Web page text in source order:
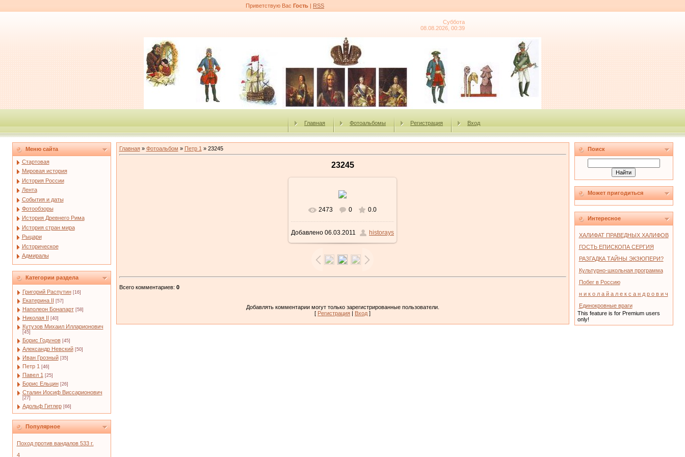
Приветствую Вас Гость | RSS
Суббота
08.08.2026, 00:39
Главная Фотоальбомы Регистрация Вход
Меню сайта
Стартовая
Мировая история
История России
Лента
События и даты
Фотообзоры
История Древнего Рима
История стран мира
Рыцари
Историческое
Адмиралы
Категории раздела
Григорий Распутин [16]
Екатерина II [57]
Наполеон Бонапарт [58]
Николая II [40]
Кутузов Михаил Илларионович
[45]
Борис Годунов [45]
Александр Невский [50]
Иван Грозный [35]
Петр 1 [46]
Павел 1 [25]
Борис Ельцин [26]
Сталин Иосиф Виссарионович
[27]
Адольф Гитлер [66]
Популярное
Поход против вандалов 533 г.
4
Главная» Фотоальбом » Петр 1 » 23245
23245
2473 0 0.0
Добавлено 06.03.2011 historays
Всего комментариев: 0
Добавлять комментарии могут только зарегистрированные пользователи.
[ Регистрация | Вход ]
Поиск
Может пригодиться
Интересное
ХАЛИФАТ ПРАВЕДНЫХ ХАЛИФОВ
ГОСТЬ ЕПИСКОПА СЕРГИЯ
РАЗГАДКА ТАЙНЫ ЭКЗЮПЕРИ?
Культурно-школьная программа
Побег в Россию
н и к о л а й а л е к с а н д р о в и ч
Единокровные враги
This feature is for Premium users
only!